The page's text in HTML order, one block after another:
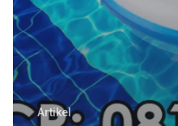
Artikel